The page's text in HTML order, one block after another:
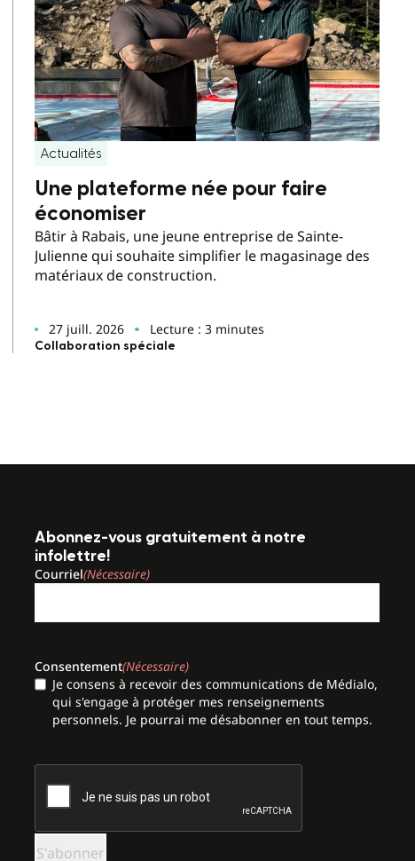
Actualités
Une plateforme née pour faire
économiser
Bâtir à Rabais, une jeune entreprise de Sainte-
Julienne qui souhaite simplifier le magasinage des
matériaux de construction.
27 juill. 2026 Lecture : 3 minutes
Collaboration spéciale
Abonnez-vous gratuitement à notre
infolettre!
Courriel(Nécessaire)
Consentement(Nécessaire)
Je consens à recevoir des communications de Médialo,
qui s'engage à protéger mes renseignements
personnels. Je pourrai me désabonner en tout temps.